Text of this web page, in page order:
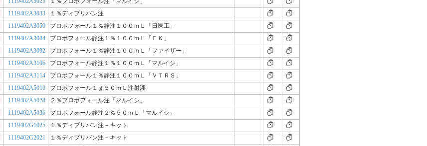
1119402A3033
１％ディプリバン注
1119402A3050
プロポフォール１％静注１００ｍＬ「日医工」
1119402A3084
プロポフォール静注１％１００ｍＬ「ＦＫ」
1119402A3092
プロポフォール１％静注１００ｍＬ「ファイザー」
1119402A3106
プロポフォール静注１％１００ｍＬ「マルイシ」
1119402A3114
プロポフォール１％静注１００ｍＬ「ＶＴＲＳ」
1119402A5010
プロポフォール１ｇ５０ｍＬ注射液
1119402A5028
２％プロポフォール注「マルイシ」
1119402A5036
プロポフォール静注２％５０ｍＬ「マルイシ」
1119402G1025
１％ディプリバン注－キット
1119402G2021
１％ディプリバン注－キット